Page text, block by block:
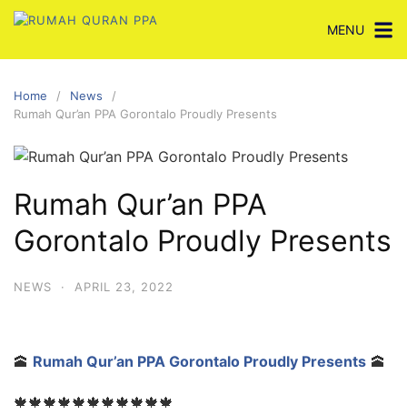
Skip
content
MENU
Home
News
Rumah Qur’an PPA Gorontalo Proudly Presents
Rumah Qur’an PPA
Gorontalo Proudly Presents
NEWS · APRIL 23, 2022
🕋 Rumah Qur’an PPA Gorontalo Proudly Presents 🕋
🍁🍁🍁🍁🍁🍁🍁🍁🍁🍁🍁